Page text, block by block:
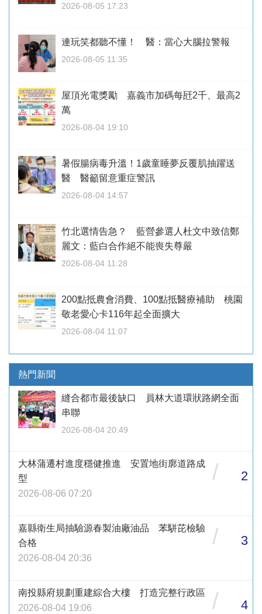
2026-08-05 17:23
連玩笑都聽不懂！ 醫：當心大腦拉警報
2026-08-05 11:35
屋頂光電獎勵 嘉義市加碼每瓩2千、最高2
萬
2026-08-04 19:10
暑假腸病毒升溫！1歲童睡夢反覆肌抽躍送
醫 醫籲留意重症警訊
2026-08-04 14:57
竹北選情告急？ 藍營參選人杜文中致信鄭
麗文：藍白合作絕不能喪失尊嚴
2026-08-04 11:28
200點抵農會消費、100點抵醫療補助 桃園
敬老愛心卡116年起全面擴大
2026-08-04 11:07
熱門新聞
縫合都市最後缺口 員林大道環狀路網全面
串聯
2026-08-04 20:49
大林蒲遷村進度穩健推進 安置地街廓道路成
型
2026-08-06 07:20
/ 2
嘉縣衛生局抽驗源春製油廠油品 苯駢芘檢驗
合格
2026-08-04 20:36
/ 3
南投縣府規劃重建綜合大樓 打造完整行政區
2026-08-04 19:06
/ 4